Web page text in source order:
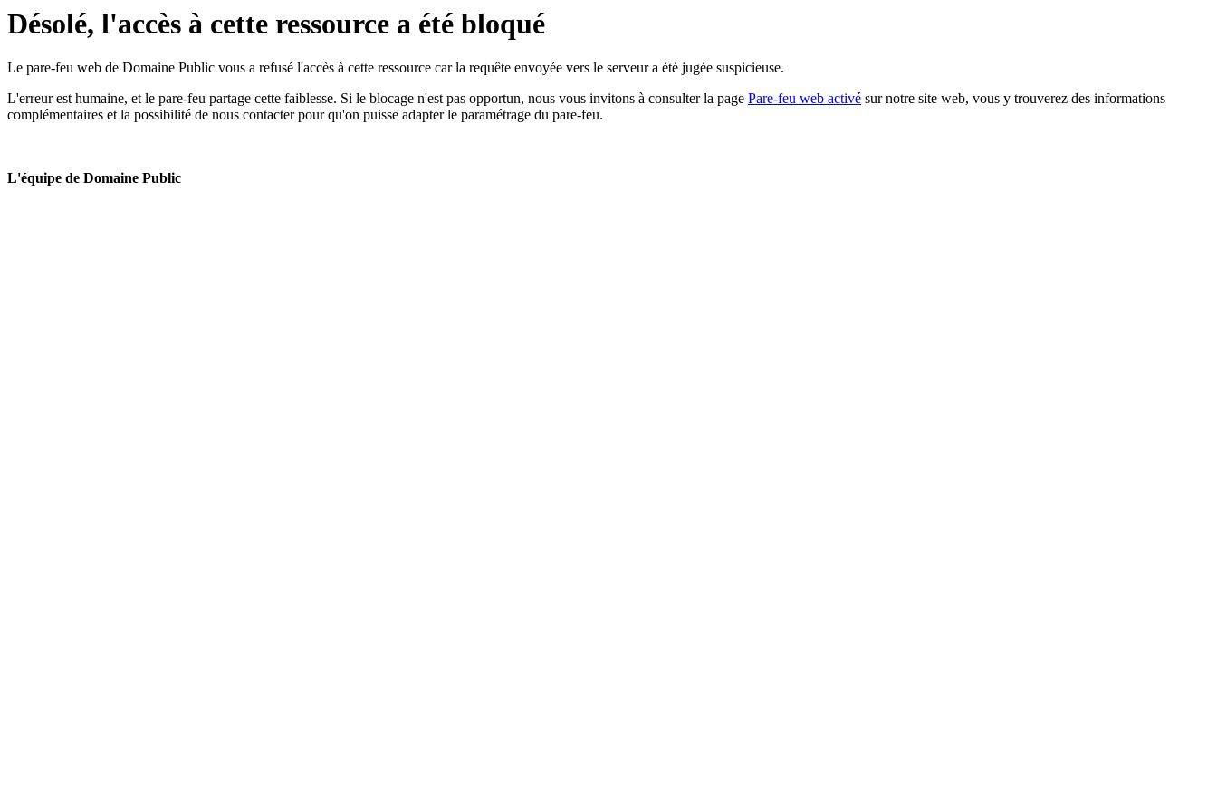
Désolé, l'accès à cette ressource a été bloqué
Le pare-feu web de Domaine Public vous a refusé l'accès à cette ressource car la requête envoyée vers le serveur a été jugée suspicieuse.
L'erreur est humaine, et le pare-feu partage cette faiblesse. Si le blocage n'est pas opportun, nous vous invitons à consulter la page Pare-feu web activé sur notre site web, vous y trouverez des informations
complémentaires et la possibilité de nous contacter pour qu'on puisse adapter le paramétrage du pare-feu.
L'équipe de Domaine Public